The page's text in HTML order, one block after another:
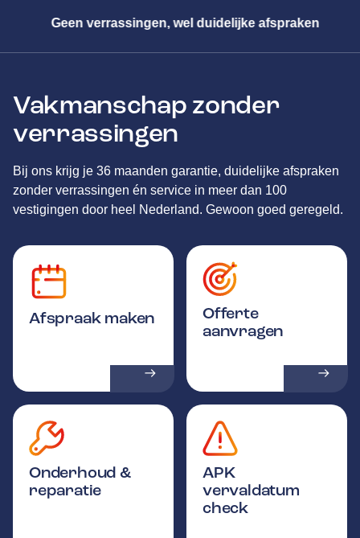
Geen verrassingen, wel duidelijke afspraken
Vakmanschap zonder
verrassingen
Bij ons krijg je 36 maanden garantie, duidelijke afspraken
zonder verrassingen én service in meer dan 100
vestigingen door heel Nederland. Gewoon goed geregeld.
Afspraak maken
Offerte
aanvragen
Onderhoud &
reparatie
APK
vervaldatum
check